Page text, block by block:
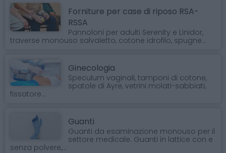
Forniture per case di riposo RSA-
RSSA
Pannoloni per adulti Serenity e Linidor,
traverse monouso salvaletto, cotone idrofilo, spugne...
Ginecologia
Speculum vaginali, tamponi di cotone,
spatole di Ayre, vetrini molati-sabbiati,
fissatore...
Guanti
Guanti da esaminazione monouso per il
settore medicale. Guanti in lattice con e
senza polvere,...